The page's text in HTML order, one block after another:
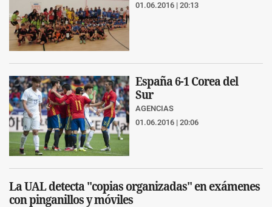
01.06.2016 | 20:13
España 6-1 Corea del
Sur
AGENCIAS
01.06.2016 | 20:06
La UAL detecta "copias organizadas" en exámenes
con pinganillos y móviles